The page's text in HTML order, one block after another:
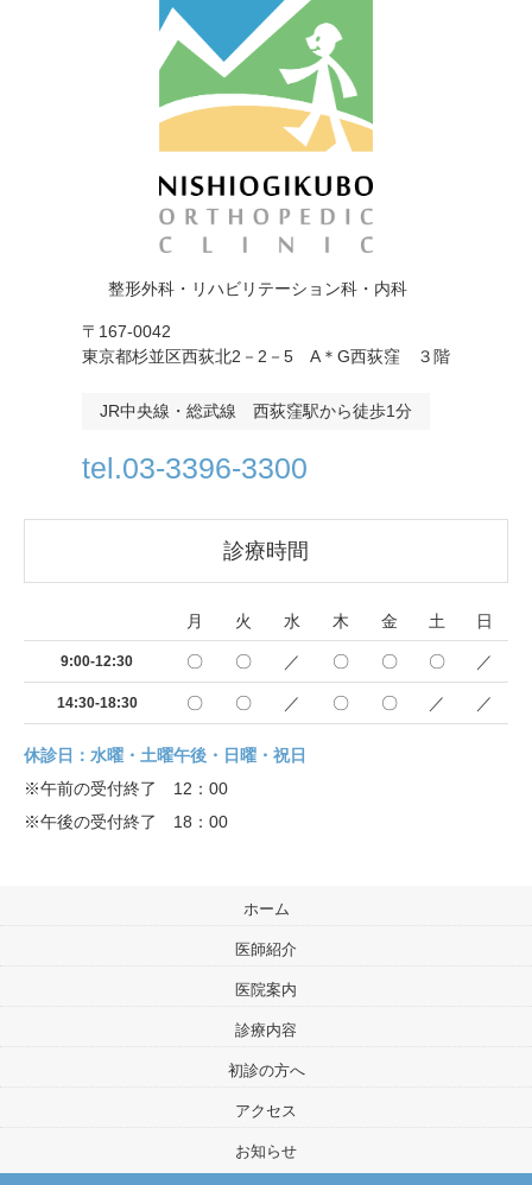
整形外科・リハビリテーション科・内科
〒167-0042
東京都杉並区西荻北2－2－5 A＊G西荻窪 ３階
JR中央線・総武線 西荻窪駅から徒歩1分
tel.03-3396-3300
診療時間
月 火 水 木 金 土 日
9:00-12:30 〇 〇 ／ 〇 〇 〇 ／
14:30-18:30 〇 〇 ／ 〇 〇 ／ ／
休診日：水曜・土曜午後・日曜・祝日
※午前の受付終了 12：00
※午後の受付終了 18：00
ホーム
医師紹介
医院案内
診療内容
初診の方へ
アクセス
お知らせ